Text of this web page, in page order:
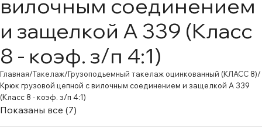
вилочным соединением
и защелкой А 339 (Класс
8 - коэф. з/п 4:1)
Главная Такелаж Грузоподьемный такелаж оцинкованный (КЛАСС 8)
Крюк грузовой цепной с вилочным соединением и защелкой А 339
(Класс 8 - коэф. з/п 4:1)
Показаны все (7)